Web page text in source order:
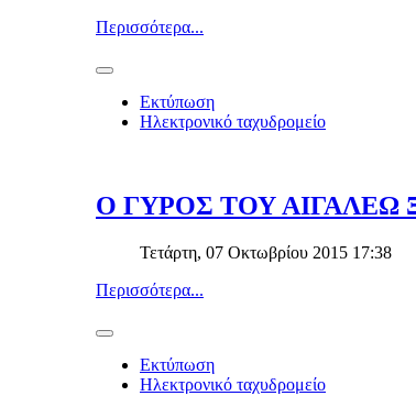
Περισσότερα...
Εκτύπωση
Ηλεκτρονικό ταχυδρομείο
Ο ΓΥΡΟΣ ΤΟΥ
Τετάρτη, 07 Οκτωβρίου 2015 17:38
Περισσότερα...
Εκτύπωση
Ηλεκτρονικό ταχυδρομείο